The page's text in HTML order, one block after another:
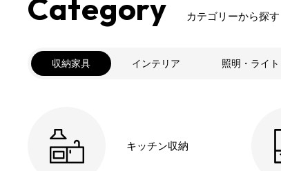
Category カテゴリーから探す
収納家具 インテリア 照明・ライト
キッチン収納